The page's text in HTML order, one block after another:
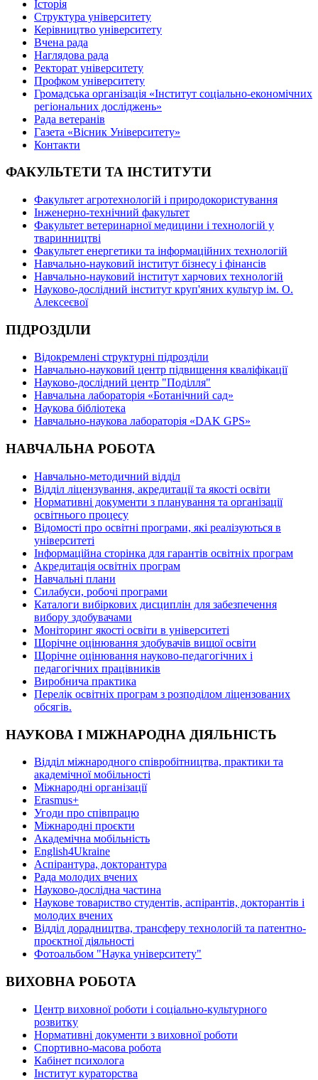
Історія
Структура університету
Керівництво університету
Вчена рада
Наглядова рада
Ректорат університету
Профком університету
Громадська організація «Інститут соціально-економічних
регіональних досліджень»
Рада ветеранів
Газета «Вісник Університету»
Контакти
ФАКУЛЬТЕТИ ТА ІНСТИТУТИ
Факультет агротехнологій і природокористування
Інженерно-технічний факультет
Факультет ветеринарної медицини і технологій у
тваринництві
Факультет енергетики та інформаційних технологій
Навчально-науковий інститут бізнесу і фінансів
Навчально-науковий інститут харчових технологій
Науково-дослідний інститут круп'яних культур ім. О.
Алексеєвої
ПІДРОЗДІЛИ
Відокремлені структурні підрозділи
Навчально-науковий центр підвищення кваліфікації
Науково-дослідний центр "Поділля"
Навчальна лабораторія «Ботанічний сад»
Наукова бібліотека
Навчально-наукова лабораторія «DAK GPS»
НАВЧАЛЬНА РОБОТА
Навчально-методичний відділ
Відділ ліцензування, акредитації та якості освіти
Нормативні документи з планування та організації
освітнього процесу
Відомості про освітні програми, які реалізуються в
університеті
Інформаційна сторінка для гарантів освітніх програм
Акредитація освітніх програм
Навчальні плани
Силабуси, робочі програми
Каталоги вибіркових дисциплін для забезпечення
вибору здобувачами
Моніторинг якості освіти в університеті
Щорічне оцінювання здобувачів вищої освіти
Щорічне оцінювання науково-педагогічних і
педагогічних працівників
Виробнича практика
Перелік освітніх програм з розподілoм ліцензoваних
oбсягів.
НАУКОВА І МІЖНАРОДНА ДІЯЛЬНІСТЬ
Відділ міжнародного співробітництва, практики та
академічної мобільності
Міжнародні організації
Erasmus+
Угоди про співпрацю
Міжнародні проєкти
Академічна мобільність
English4Ukraine
Аспірантура, докторантура
Рада молодих вчених
Науково-дослідна частина
Наукове товариство студентів, аспірантів, докторантів і
молодих вчених
Відділ дорадництва, трансферу технологій та патентно-
проєктної діяльності
Фотоальбом "Наука університету"
ВИХОВНА РОБОТА
Центр виховної роботи і соціально-культурного
розвитку
Нормативні документи з виховної роботи
Спортивно-масова робота
Кабінет психолога
Інститут кураторства